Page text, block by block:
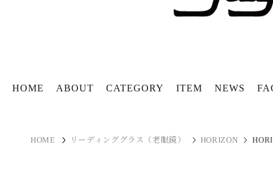
HOME ABOUT CATEGORY ITEM NEWS
HOME リーディンググラス（老眼鏡） HORIZON